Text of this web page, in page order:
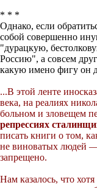
* * *
Однако, если
собой совершенно
"дурацкую,
Россию", а совсем
какую имено фигу он
...В этой ленте
века, на реалиях
больном и зловещем
репрессиях
писать книги о том,
не виноватых людей
запрещено.
Нам казалось, что